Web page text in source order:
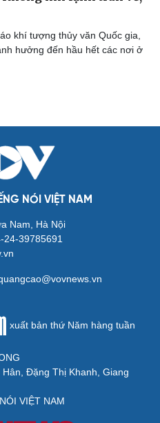
khí tượng thủy văn Quốc gia,
hưởng đến hầu hết các nơi ở
NÓI VIỆT NAM
Nam, Hà Nội
39785691
xuất bản thứ Năm hàng tuần
Đặng Thị Khanh, Giang
VIỆT NAM